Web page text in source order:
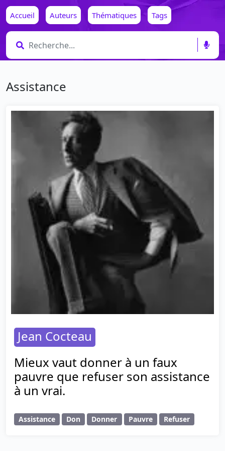
Accueil Auteurs Thématiques Tags
Assistance
Jean Cocteau
Mieux vaut donner à un faux
pauvre que refuser son assistance
à un vrai.
Assistance Don Donner Pauvre Refuser